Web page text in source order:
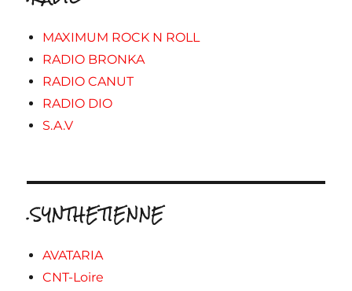
MAXIMUM ROCK N ROLL
RADIO BRONKA
RADIO CANUT
RADIO DIO
S.A.V
.SYNTHETIENNE
AVATARIA
CNT-Loire